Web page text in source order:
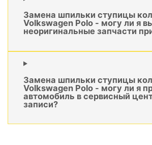
Замена шпильки ступицы
Volkswagen Polo - могу ли я
неоригинальные запчасти
Замена шпильки ступицы
Volkswagen Polo - могу ли я
автомобиль в сервисный
записи?